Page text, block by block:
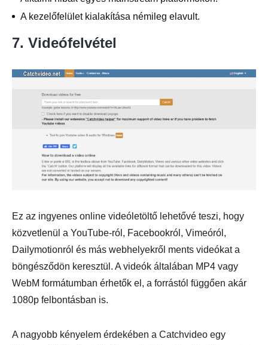
A kezelőfelület kialakítása némileg elavult.
7. Videófelvétel
Ez az ingyenes online videóletöltő lehetővé teszi, hogy
közvetlenül a YouTube-ról, Facebookról, Vimeóról,
Dailymotionról és más webhelyekről ments videókat a
böngésződön keresztül. A videók általában MP4 vagy
WebM formátumban érhetők el, a forrástól függően akár
1080p felbontásban is.
A nagyobb kényelem érdekében a Catchvideo egy